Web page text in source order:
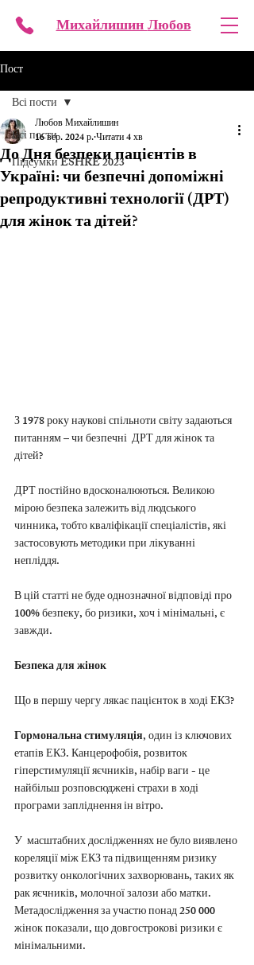
Михайлишин Любов
Пост
Всі пости
Підсумки ESHRE 2023
Всі пости
До Дня безпеки пацієнтів в
Україні: чи безпечні допоміжні
репродуктивні технології (ДРТ)
для жінок та дітей?
Любов Михайлишин
16 вер. 2024 р.Читати 4 хв
З 1978 року наукові спільноти світу задаються
питанням – чи безпечні  ДРТ для жінок та
дітей?
ДРТ постійно вдосконалюються. Великою
мірою безпека залежить від людського
чинника, тобто кваліфікації спеціалістів, які
застосовують методики при лікуванні
непліддя.
В цій статті не буде однозначної відповіді про
100% безпеку, бо ризики, хоч і мінімальні, є
завжди.
Безпека для жінок
Що в першу чергу лякає пацієнток в ході ЕКЗ?
Гормональна стимуляція, один із ключових
етапів ЕКЗ. Канцерофобія, розвиток
гіперстимуляції яєчників, набір ваги - це
найбільш розповсюджені страхи в ході
програми запліднення ін вітро.
У  масштабних дослідженнях не було виявлено
кореляції між ЕКЗ та підвищенням ризику
розвитку онкологічних захворювань, таких як
рак яєчників, молочної залози або матки.
Метадослідження за участю понад 250 000
жінок показали, що довгострокові ризики є
мінімальними.